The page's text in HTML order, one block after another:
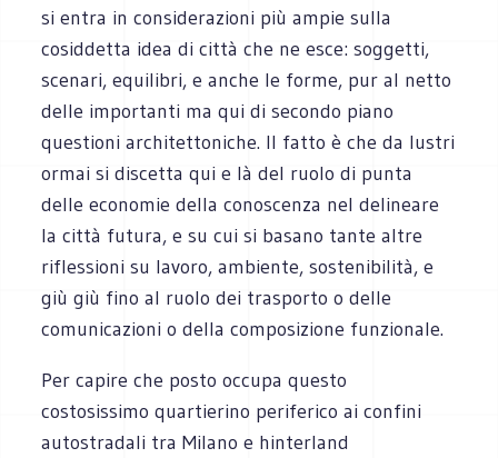
si entra in considerazioni più ampie sulla
cosiddetta idea di città che ne esce: soggetti,
scenari, equilibri, e anche le forme, pur al netto
delle importanti ma qui di secondo piano
questioni architettoniche. Il fatto è che da lustri
ormai si discetta qui e là del ruolo di punta
delle economie della conoscenza nel delineare
la città futura, e su cui si basano tante altre
riflessioni su lavoro, ambiente, sostenibilità, e
giù giù fino al ruolo dei trasporto o delle
comunicazioni o della composizione funzionale.
Per capire che posto occupa questo
costosissimo quartierino periferico ai confini
autostradali tra Milano e hinterland